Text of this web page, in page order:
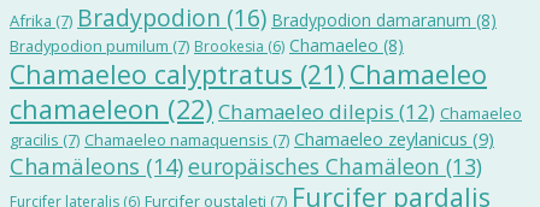
Afrika (7) Bradypodion (16) Bradypodion damaranum (8)
Bradypodion pumilum (7) Brookesia (6) Chamaeleo (8)
Chamaeleo calyptratus (21) Chamaeleo
chamaeleon (22) Chamaeleo dilepis (12) Chamaeleo
gracilis (7) Chamaeleo namaquensis (7) Chamaeleo zeylanicus (9)
Chamäleons (14)europäisches Chamäleon (13)
Furcifer lateralis (6) Furcifer oustaleti (7) Furcifer pardalis